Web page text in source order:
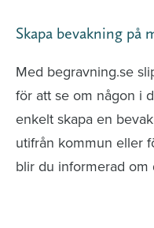
Skapa bevakning på
Med begravning.se
för att se om någon i
enkelt skapa en
utifrån kommun eller
blir du informerad om